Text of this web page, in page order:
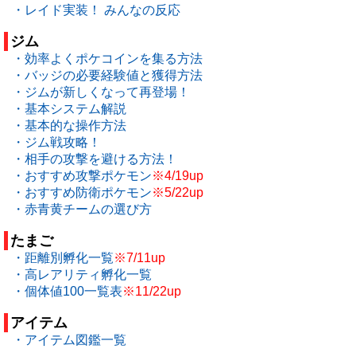
・レイド実装！ みんなの反応
ジム
・効率よくポケコインを集る方法
・バッジの必要経験値と獲得方法
・ジムが新しくなって再登場！
・基本システム解説
・基本的な操作方法
・ジム戦攻略！
・相手の攻撃を避ける方法！
・おすすめ攻撃ポケモン※4/19up
・おすすめ防衛ポケモン※5/22up
・赤青黄チームの選び方
たまご
・距離別孵化一覧※7/11up
・高レアリティ孵化一覧
・個体値100一覧表※11/22up
アイテム
・アイテム図鑑一覧